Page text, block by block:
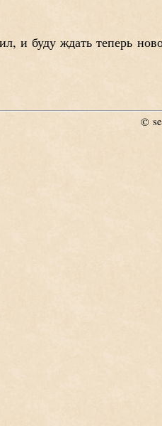
и буду ждать теперь
©